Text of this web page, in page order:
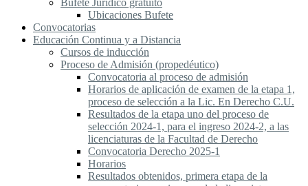
Bufete Jurídico gratuito
Ubicaciones Bufete
Convocatorias
Educación Continua y a Distancia
Cursos de inducción
Proceso de Admisión (propedéutico)
Convocatoria al proceso de admisión
Horarios de aplicación de examen de la etapa 1,
proceso de selección a la Lic. En Derecho C.U.
Resultados de la etapa uno del proceso de
selección 2024-1, para el ingreso 2024-2, a las
licenciaturas de la Facultad de Derecho
Convocatoria Derecho 2025-1
Horarios
Resultados obtenidos, primera etapa de la